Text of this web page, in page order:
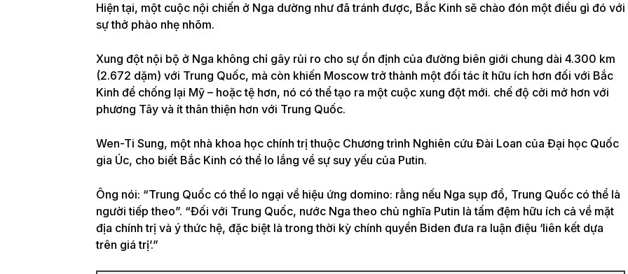
Hiện tại, một cuộc nội chiến ở Nga dường như đã tránh được, Bắc Kinh sẽ chào đón một điều gì đó với
sự thở phào nhẹ nhõm.
Xung đột nội bộ ở Nga không chỉ gây rủi ro cho sự ổn định của đường biên giới chung dài 4.300 km
(2.672 dặm) với Trung Quốc, mà còn khiến Moscow trở thành một đối tác ít hữu ích hơn đối với Bắc
Kinh để chống lại Mỹ – hoặc tệ hơn, nó có thể tạo ra một cuộc xung đột mới. chế độ cởi mở hơn với
phương Tây và ít thân thiện hơn với Trung Quốc.
Wen-Ti Sung, một nhà khoa học chính trị thuộc Chương trình Nghiên cứu Đài Loan của Đại học Quốc
gia Úc, cho biết Bắc Kinh có thể lo lắng về sự suy yếu của Putin.
Ông nói: “Trung Quốc có thể lo ngại về hiệu ứng domino: rằng nếu Nga sụp đổ, Trung Quốc có thể là
người tiếp theo”. “Đối với Trung Quốc, nước Nga theo chủ nghĩa Putin là tấm đệm hữu ích cả về mặt
địa chính trị và ý thức hệ, đặc biệt là trong thời kỳ chính quyền Biden đưa ra luận điệu ‘liên kết dựa
trên giá trị’.”